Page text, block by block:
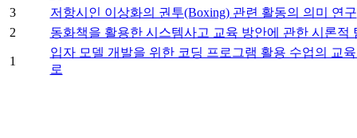
3
저항시인 이상화의 권투(Boxing) 관련 활동의 의미 연구
2
동화책을 활용한 시스템사고 교육 방안에 관한 시론적
1
입자 모델 개발을 위한 코딩 프로그램 활용 수업의 교
로